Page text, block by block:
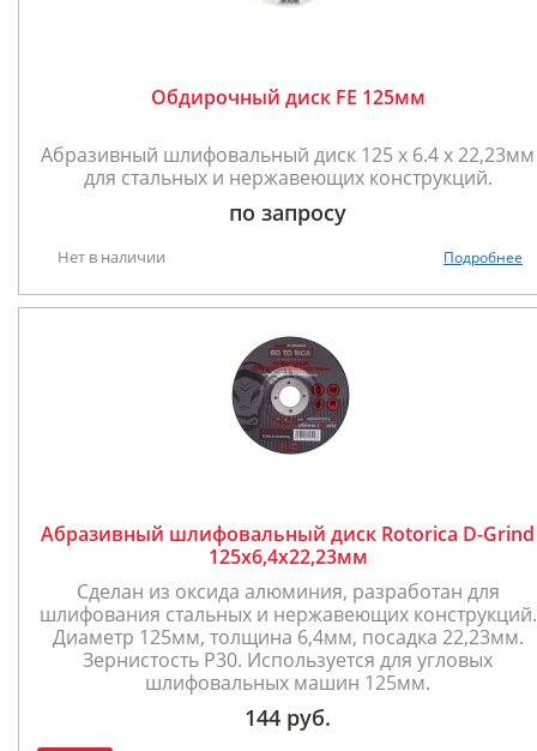
Обдирочный диск FE 125мм
Абразивный шлифовальный диск 125 x 6.4 x 22,23мм
для стальных и нержавеющих конструкций.
по запросу
Нет в наличии Подробнее
Абразивный шлифовальный диск Rotorica D-Grind
125x6,4х22,23мм
Сделан из оксида алюминия, разработан для
шлифования стальных и нержавеющих конструкций.
Диаметр 125мм, толщина 6,4мм, посадка 22,23мм.
Зернистость Р30. Используется для угловых
шлифовальных машин 125мм.
144 руб.